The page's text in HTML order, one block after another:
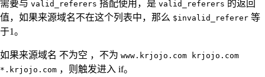
需要与 valid_referers 搭配使用，是 valid_referers 的返回
值，如果来源域名不在这个列表中，那么 $invalid_referer 等
于1。
如果来源域名 不为空 ，不为 www.krjojo.com krjojo.com
*.krjojo.com ，则触发进入 if。